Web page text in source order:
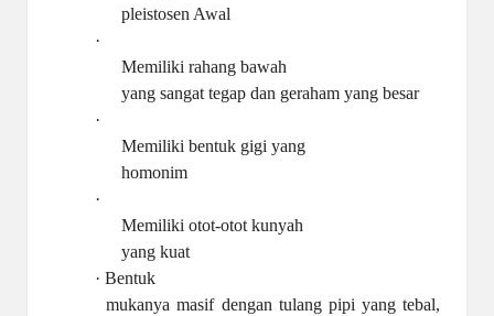
pleistosen Awal
·
Memiliki rahang bawah
yang sangat tegap dan geraham yang besar
·
Memiliki bentuk gigi yang
homonim
·
Memiliki otot-otot kunyah
yang kuat
· Bentuk
mukanya masif dengan tulang pipi yang tebal,